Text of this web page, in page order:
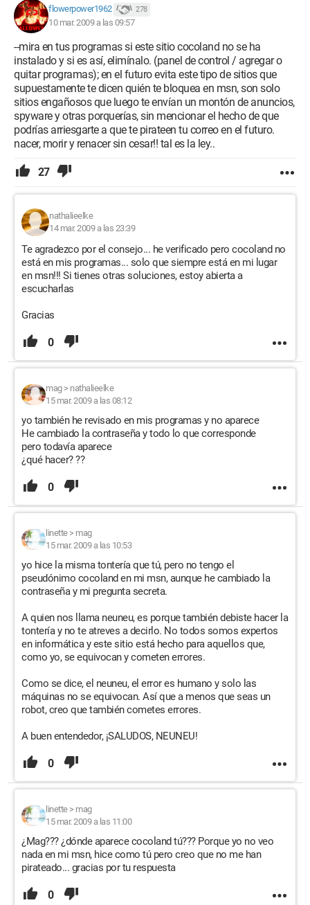
flowerpower1962 278
10 mar. 2009 a las 09:57
--mira en tus programas si este sitio cocoland no se ha
instalado y si es así, elimínalo. (panel de control / agregar o
quitar programas); en el futuro evita este tipo de sitios que
supuestamente te dicen quién te bloquea en msn, son solo
sitios engañosos que luego te envían un montón de anuncios,
spyware y otras porquerías, sin mencionar el hecho de que
podrías arriesgarte a que te pirateen tu correo en el futuro.
nacer, morir y renacer sin cesar!! tal es la ley..
27
nathalieelke
14 mar. 2009 a las 23:39
Te agradezco por el consejo... he verificado pero cocoland no
está en mis programas... solo que siempre está en mi lugar
en msn!!! Si tienes otras soluciones, estoy abierta a
escucharlas
Gracias
0
mag> nathalieelke
15 mar. 2009 a las 08:12
yo también he revisado en mis programas y no aparece
He cambiado la contraseña y todo lo que corresponde
pero todavía aparece
¿qué hacer? ??
0
linette> mag
15 mar. 2009 a las 10:53
yo hice la misma tontería que tú, pero no tengo el
pseudónimo cocoland en mi msn, aunque he cambiado la
contraseña y mi pregunta secreta.
A quien nos llama neuneu, es porque también debiste hacer la
tontería y no te atreves a decirlo. No todos somos expertos
en informática y este sitio está hecho para aquellos que,
como yo, se equivocan y cometen errores.
Como se dice, el neuneu, el error es humano y solo las
máquinas no se equivocan. Así que a menos que seas un
robot, creo que también cometes errores.
A buen entendedor, ¡SALUDOS, NEUNEU!
0
linette> mag
15 mar. 2009 a las 11:00
¿Mag??? ¿dónde aparece cocoland tú??? Porque yo no veo
nada en mi msn, hice como tú pero creo que no me han
pirateado... gracias por tu respuesta
0